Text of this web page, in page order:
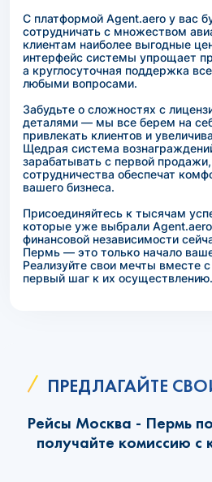
С платформой Agent.aero у вас
сотрудничать с множеством
клиентам наиболее выгодные
интерфейс системы упрощает
а круглосуточная поддержка
любыми вопросами.
Забудьте о сложностях с
деталями — мы все берем на
привлекать клиентов и
Щедрая система
зарабатывать с первой продажи,
сотрудничества обеспечат
вашего бизнеса.
Присоединяйтесь к тысячам
которые уже выбрали
финансовой независимости
Пермь — это только начало
Реализуйте свои мечты вместе
первый шаг к их осуществлению.
ПРЕДЛАГАЙТЕ
Рейсы Москва - Пермь
получайте комиссию с